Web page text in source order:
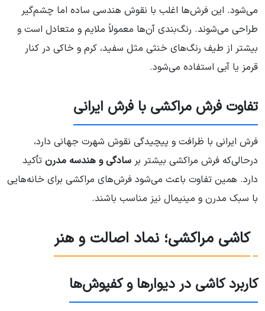
می‌شود. این فرش‌ها اغلب با نقوش هندسی ساده اما چشم‌گیر
طراحی می‌شوند. رنگ‌بندی آن‌ها معمولاً ملایم و متعادل است و
بیشتر از طیف رنگ‌های خنثی مثل سفید، کرم و خاکی در کنار
قرمز یا آبی استفاده می‌شود.
تفاوت فرش مراکشی با فرش ایرانی
فرش ایرانی با ظرافت و پیچیدگی نقوش شهرت جهانی دارد،
درحالی‌که فرش مراکشی بیشتر بر سادگی و هندسه مدرن تأکید
دارد. همین تفاوت باعث می‌شود فرش‌های مراکشی برای خانه‌هایی
با سبک مدرن و مینیمال نیز مناسب باشند.
کاشی مراکشی؛ نماد اصالت و هنر
کاربرد کاشی در دیوارها و کفپوش‌ها